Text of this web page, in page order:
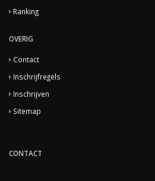
Ranking
OVERIG
Contact
Inschrijfregels
Inschrijven
Sitemap
CONTACT